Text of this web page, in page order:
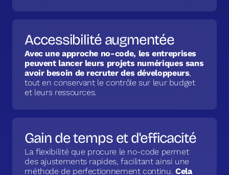
Accessibilité augmentée
Avec une approche no-code, les entreprises
peuvent lancer leurs projets numériques sans
avoir besoin de recruter des développeurs,
tout en conservant le contrôle sur leur budget
et leurs ressources.
Gain de temps et d'efficacité
La flexibilité que procure le no-code permet
des ajustements rapides, facilitant ainsi une
méthode de perfectionnement continu. Cela